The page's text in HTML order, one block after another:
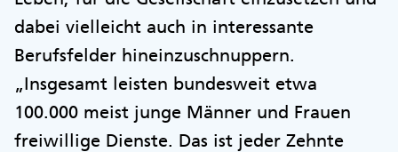
dabei vielleicht auch in interessante
Berufsfelder hineinzuschnuppern.
„Insgesamt leisten bundesweit etwa
100.000 meist junge Männer und Frauen
freiwillige Dienste. Das ist jeder Zehnte